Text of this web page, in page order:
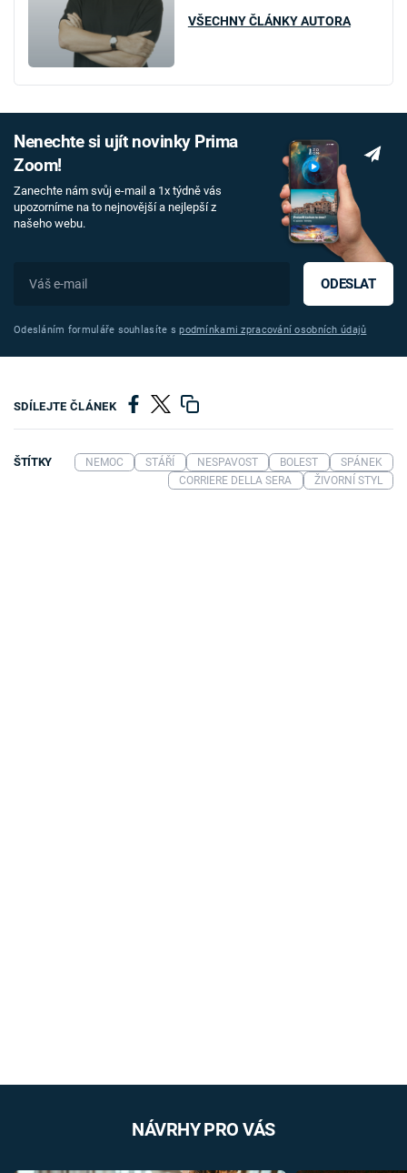
VŠECHNY ČLÁNKY AUTORA
Nenechte si ujít novinky Prima
Zoom!
Zanechte nám svůj e-mail a 1x týdně vás
upozorníme na to nejnovější a nejlepší z
našeho webu.
ODESLAT
Odesláním formuláře souhlasíte spodmínkami zpracování osobních údajů
SDÍLEJTE ČLÁNEK
ŠTÍTKY NEMOC STÁŘÍ NESPAVOST BOLEST
SPÁNEK
CORRIERE DELLA SERA
ŽIVORNÍ STYL
NÁVRHY PRO VÁS